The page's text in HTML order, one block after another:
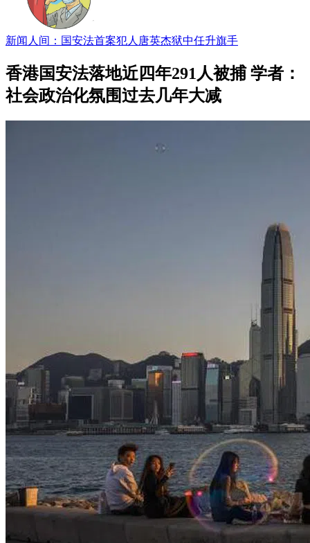
新闻人间：国安法首案犯人唐英杰狱中任升旗手
香港国安法落地近四年291人被捕 学者：
社会政治化氛围过去几年大减